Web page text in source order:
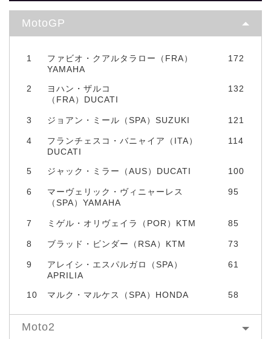
MotoGP
1
ファビオ・クアルタラロー（FRA）
YAMAHA
172
2
ヨハン・ザルコ
（FRA）DUCATI
132
3 ジョアン・ミール（SPA）SUZUKI 121
4
フランチェスコ・バニャイア（ITA）
DUCATI
114
5 ジャック・ミラー（AUS）DUCATI 100
6
マーヴェリック・ヴィニャーレス
（SPA）YAMAHA
95
7 ミゲル・オリヴェイラ（POR）KTM 85
8 ブラッド・ビンダー（RSA）KTM 73
9
アレイシ・エスパルガロ（SPA）
APRILIA
61
10 マルク・マルケス（SPA）HONDA 58
Moto2